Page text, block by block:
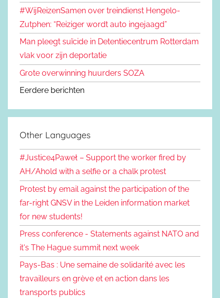
#WijReizenSamen over treindienst Hengelo-
Zutphen: “Reiziger wordt auto ingejaagd”
Man pleegt suïcide in Detentiecentrum Rotterdam
vlak voor zijn deportatie
Grote overwinning huurders SOZA
Eerdere berichten
Other Languages
#Justice4Paweł – Support the worker fired by
AH/Ahold with a selfie or a chalk protest
Protest by email against the participation of the
far-right GNSV in the Leiden information market
for new students!
Press conference - Statements against NATO and
it's The Hague summit next week
Pays-Bas : Une semaine de solidarité avec les
travailleurs en grève et en action dans les
transports publics